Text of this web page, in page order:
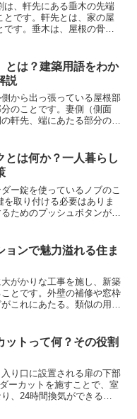
は、軒先にある垂木の先端
とです。軒先とは、家の屋
です。垂木は、屋根の骨組
持っているため、野地板の
だけではなく、軒先をそろ
舞と合わせて使われていま
粧をしている場合、現しに
とが多いですが、このとき
化粧でなければいけませ
腐りやすい環境に置かれる
保つことを考えても、腐食
っていかなければなりま
側に設ける場合には、広小
登りよどと呼ばれる部材が
。
とは？建築用語をわか
説
から出っ張っている屋根部
のことです。妻側（側面
軒先、端にあたる部分のこ
がないと夏場には、窓ガラ
くなってしまいます。しか
悪くなるということもあり
当たるとを防ぎ、紫外線劣
の吹き込みを防止する働き
とは何か？一人暮らし
ー錠を使っているノブのこ
取り付ける必要はありま
ためのプッシュボタンが室
げられます。そのため、防
内用のノブであり、こじ開け
しては取り付けるのは危険
ョンで魅力溢れる住ま
がかりな工事を施し、新築
とです。外壁の補修や窓枠
これにあたる。類似の用語
も呼ぶ。一方「模様替え」
変更するなど別の仕様でつ
事のこと。だが昨今では模
同されている場合が多く、
ットって何？その役割
り口に設置される扉の下部
ーカットを施すことで、室
、24時間換気ができるよ